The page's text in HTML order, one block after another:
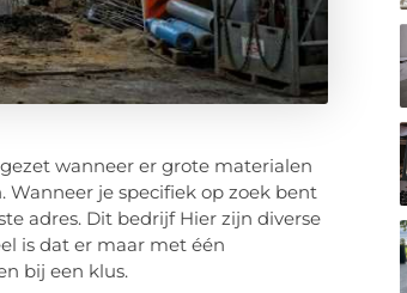
wanneer er grote materialen
je specifiek op zoek bent
adres. Dit bedrijf Hier zijn diverse
is dat er maar met één
bij een klus.